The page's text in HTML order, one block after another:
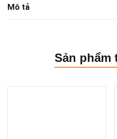
Mô tả
Sản